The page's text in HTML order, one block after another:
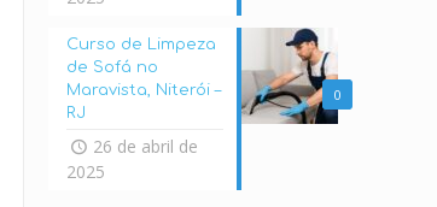
0
Curso de Limpeza
de Sofá no
Maravista, Niterói –
RJ
26 de abril de
2025